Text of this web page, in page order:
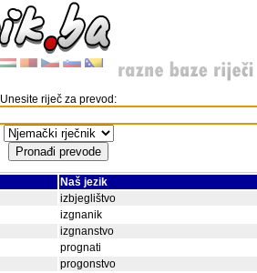
Unesite riječ za prevod:
Naš jezik
izbjeglištvo
izgnanik
izgnanstvo
prognati
progonstvo